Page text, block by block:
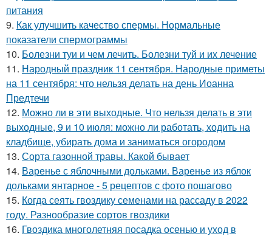
питания
9. Как улучшить качество спермы. Нормальные
показатели спермограммы
10. Болезни туи и чем лечить. Болезни туй и их лечение
11. Народный праздник 11 сентября. Народные приметы
на 11 сентября: что нельзя делать на день Иоанна
Предтечи
12. Можно ли в эти выходные. Что нельзя делать в эти
выходные, 9 и 10 июля: можно ли работать, ходить на
кладбище, убирать дома и заниматься огородом
13. Сорта газонной травы. Какой бывает
14. Варенье с яблочными дольками. Варенье из яблок
дольками янтарное - 5 рецептов с фото пошагово
15. Когда сеять гвоздику семенами на рассаду в 2022
году. Разнообразие сортов гвоздики
16. Гвоздика многолетняя посадка осенью и уход в